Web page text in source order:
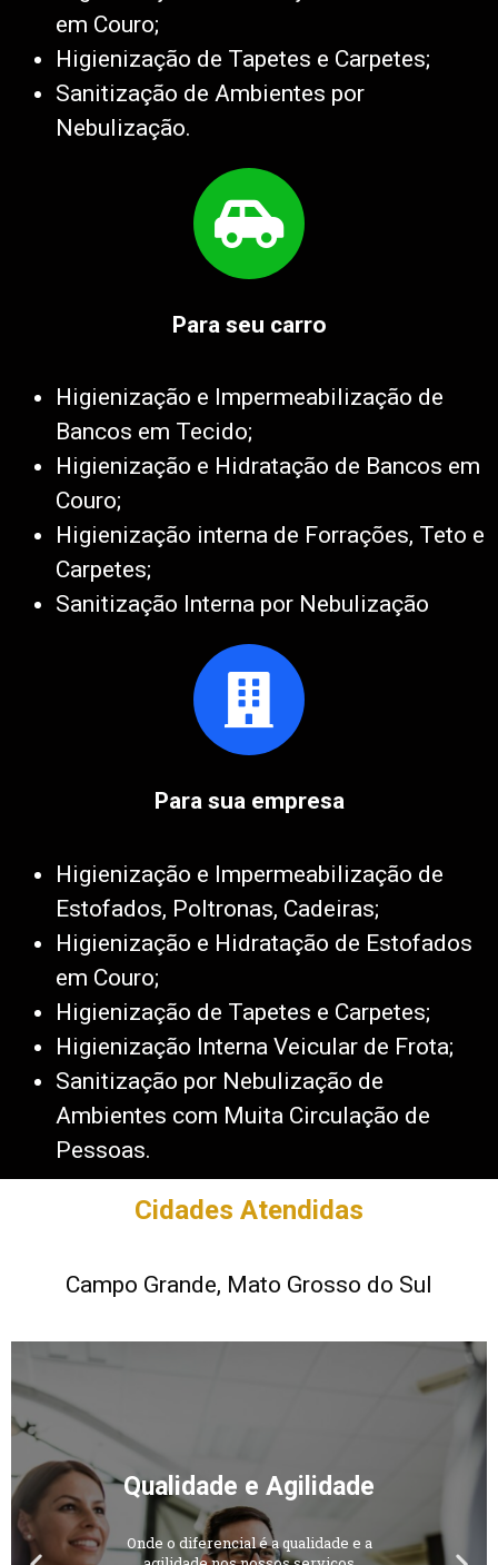
em Couro;
Higienização de Tapetes e Carpetes;
Sanitização de Ambientes por
Nebulização.
Para seu carro
Higienização e Impermeabilização de
Bancos em Tecido;
Higienização e Hidratação de Bancos em
Couro;
Higienização interna de Forrações, Teto e
Carpetes;
Sanitização Interna por Nebulização
Para sua empresa
Higienização e Impermeabilização de
Estofados, Poltronas, Cadeiras;
Higienização e Hidratação de Estofados
em Couro;
Higienização de Tapetes e Carpetes;
Higienização Interna Veicular de Frota;
Sanitização por Nebulização de
Ambientes com Muita Circulação de
Pessoas.
Cidades Atendidas
Campo Grande, Mato Grosso do Sul